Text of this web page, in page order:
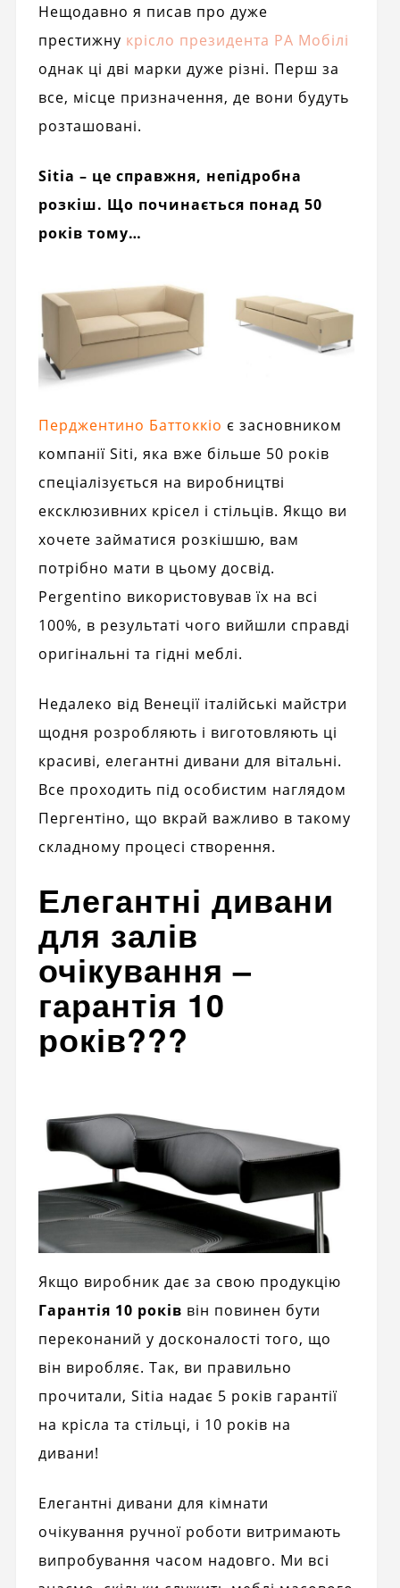
Нещодавно я писав про дуже
престижну крісло президента РА Мобілі
однак ці дві марки дуже різні. Перш за
все, місце призначення, де вони будуть
розташовані.
Sitia – це справжня, непідробна
розкіш. Що починається понад 50
років тому…
Перджентино Баттоккіо є засновником
компанії Siti, яка вже більше 50 років
спеціалізується на виробництві
ексклюзивних крісел і стільців. Якщо ви
хочете займатися розкішшю, вам
потрібно мати в цьому досвід.
Pergentino використовував їх на всі
100%, в результаті чого вийшли справді
оригінальні та гідні меблі.
Недалеко від Венеції італійські майстри
щодня розробляють і виготовляють ці
красиві, елегантні дивани для вітальні.
Все проходить під особистим наглядом
Пергентіно, що вкрай важливо в такому
складному процесі створення.
Елегантні дивани
для залів
очікування –
гарантія 10
років???
Якщо виробник дає за свою продукцію
Гарантія 10 років він повинен бути
переконаний у досконалості того, що
він виробляє. Так, ви правильно
прочитали, Sitia надає 5 років гарантії
на крісла та стільці, і 10 років на
дивани!
Елегантні дивани для кімнати
очікування ручної роботи витримають
випробування часом надовго. Ми всі